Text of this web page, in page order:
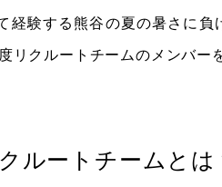
経験する熊谷の夏の暑さに
リクルートチームのメンバー
ルートチームとは